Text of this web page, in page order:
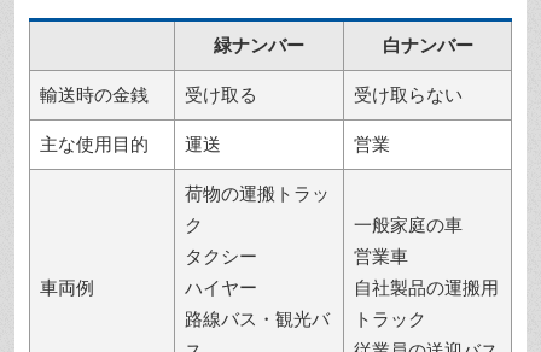
緑ナンバー 白ナンバー
輸送時の金銭 受け取る 受け取らない
主な使用目的 運送 営業
車両例
荷物の運搬トラッ
ク
タクシー
ハイヤー
路線バス・観光バ
一般家庭の車
営業車
自社製品の運搬用
トラック